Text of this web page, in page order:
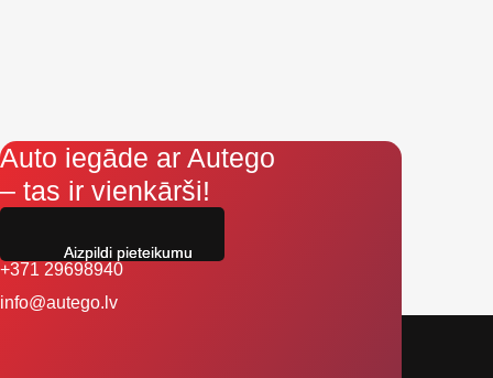
Auto iegāde ar Autego
– tas ir vienkārši!
+371 29698940
info@autego.lv